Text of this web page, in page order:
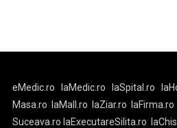
eMedic.ro laMedic.ro laSpital.ro
Masa.ro
laMall.ro laZiar.ro laFirma.ro
Suceava.ro laExecutareSilita.ro